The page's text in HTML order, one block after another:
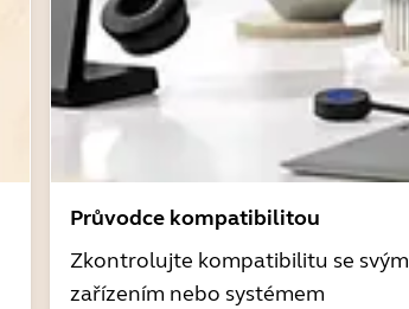
Průvodce kompatibilitou
Zkontrolujte kompatibilitu se svým
zařízením nebo systémem